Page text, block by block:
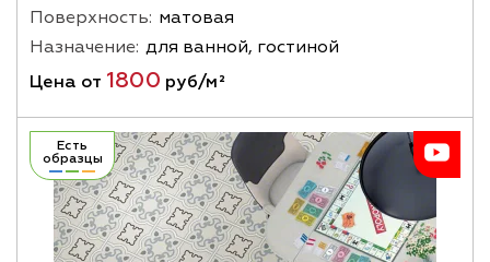
Поверхность: матовая
Назначение: для ванной, гостиной
Цена от 1800 руб/м²
Есть
образцы